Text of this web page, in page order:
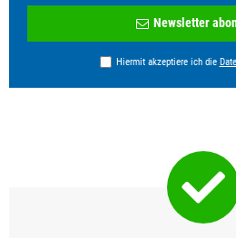
Newsletter
Hiermit akzeptiere ich die